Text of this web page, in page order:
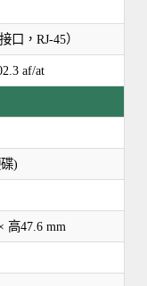
口，RJ-45）
af/at
)
高47.6 mm